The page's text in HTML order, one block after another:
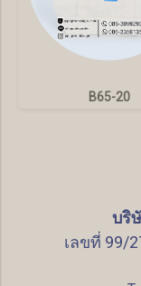
B65-20
บริ
เลขที่ 99/